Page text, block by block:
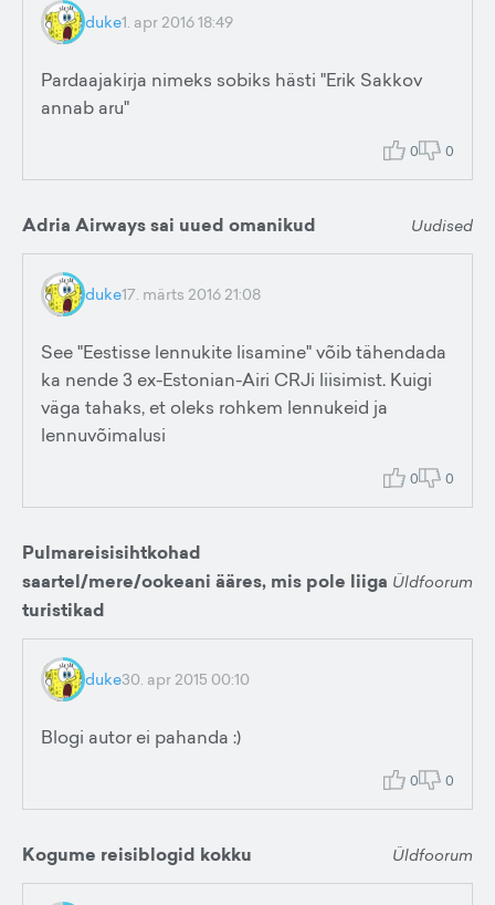
duke1. apr 2016 18:49
Pardaajakirja nimeks sobiks hästi "Erik Sakkov
annab aru"
0 0
Adria Airways sai uued omanikud Uudised
duke17. märts 2016 21:08
See "Eestisse lennukite lisamine" võib tähendada
ka nende 3 ex-Estonian-Airi CRJi liisimist. Kuigi
väga tahaks, et oleks rohkem lennukeid ja
lennuvõimalusi
0 0
Pulmareisisihtkohad
saartel/mere/ookeani ääres, mis pole liiga
turistikad
Üldfoorum
duke30. apr 2015 00:10
Blogi autor ei pahanda :)
0 0
Kogume reisiblogid kokku Üldfoorum